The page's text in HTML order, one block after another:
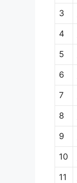
3
4
5
6
7
8
9
10
11